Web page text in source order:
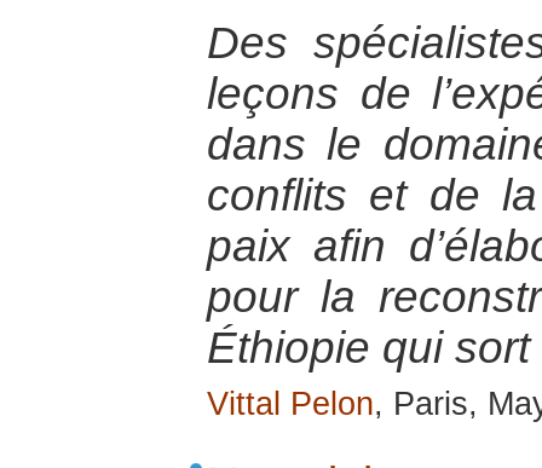
Des
leçons de
dans le
conflits et de
paix afin
pour la
Éthiopie qui sort
Vittal Pelon, Paris,